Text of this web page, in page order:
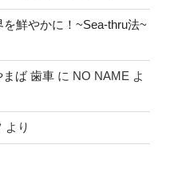
鮮やかに！~Sea-thru法~
まば 歯車 に NO NAME よ
より